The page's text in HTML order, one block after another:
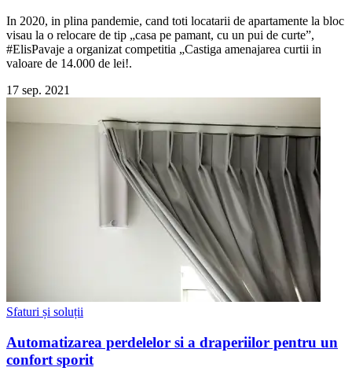
In 2020, in plina pandemie, cand toti locatarii de apartamente la bloc
visau la o relocare de tip „casa pe pamant, cu un pui de curte”,
#ElisPavaje a organizat competitia „Castiga amenajarea curtii in
valoare de 14.000 de lei!.
17 sep. 2021
Sfaturi și soluții
Automatizarea perdelelor si a draperiilor pentru un
confort sporit